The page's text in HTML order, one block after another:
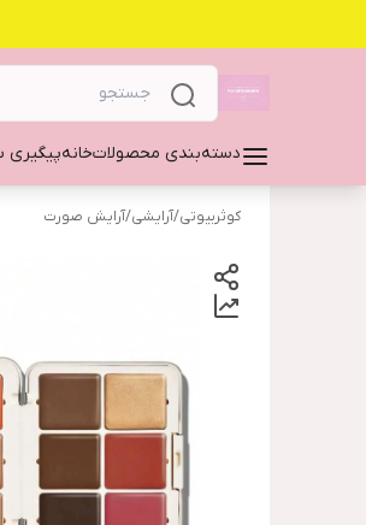
دسته‌بندی محصولاتخانه
کوثربیوتی/آرایشی/آرایش صورت